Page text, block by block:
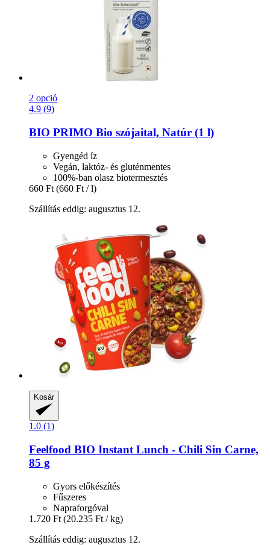
2 opció
4.9 (9)
BIO PRIMO Bio szójaital, Natúr (1 l)
Gyengéd íz
Vegán, laktóz- és gluténmentes
100%-ban olasz biotermesztés
660 Ft (660 Ft / l)
Szállítás eddig: augusztus 12.
Kosár
1.0 (1)
Feelfood BIO Instant Lunch -​ Chili Sin Carne,
85 g
Gyors előkészítés
Fűszeres
Napraforgóval
1.720 Ft (20.235 Ft / kg)
Szállítás eddig: augusztus 12.